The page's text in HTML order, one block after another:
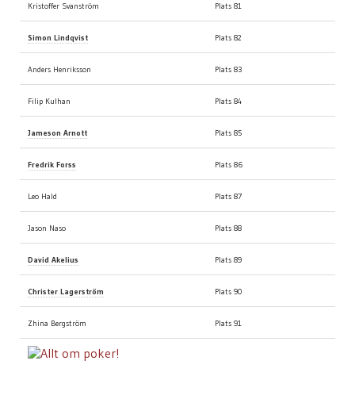
Kristoffer Svanström Plats 81
Simon Lindqvist Plats 82
Anders Henriksson Plats 83
Filip Kulhan Plats 84
Jameson Arnott Plats 85
Fredrik Forss Plats 86
Leo Hald Plats 87
Jason Naso Plats 88
David Akelius Plats 89
Christer Lagerström Plats 90
Zhina Bergström Plats 91